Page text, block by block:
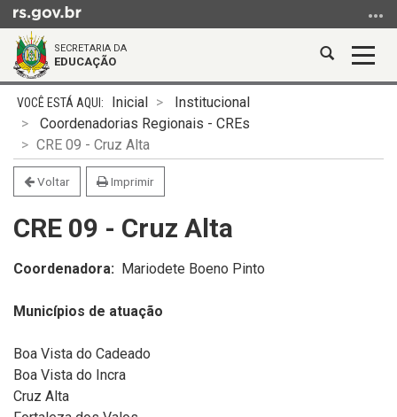
para
conteúdo
menu
para
busca
SECRETARIA DA
EDUCAÇÃO
Abrir
Início
conteúdo
Inicial
Institucional
Coordenadorias Regionais - CREs
CRE 09 - Cruz Alta
Voltar Imprimir
CRE 09 - Cruz Alta
Coordenadora: Mariodete Boeno Pinto
Municípios de atuação
Boa Vista do Cadeado
Boa Vista do Incra
Cruz Alta